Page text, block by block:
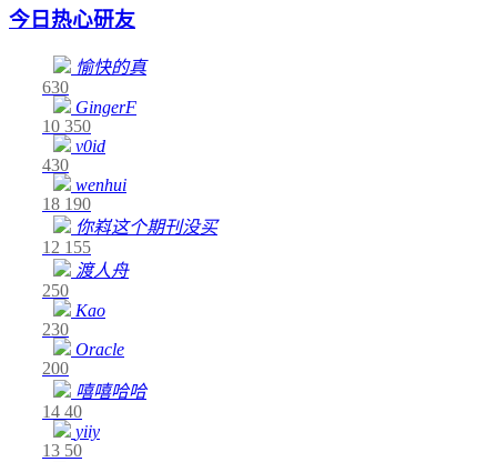
今日热心研友
愉快的真
630
GingerF
10 350
v0id
430
wenhui
18 190
你嵙这个期刊没买
12 155
渡人舟
250
Kao
230
Oracle
200
嘻嘻哈哈
14 40
yiiy
13 50